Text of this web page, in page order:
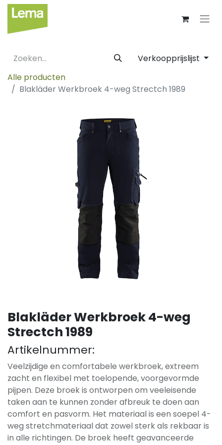
Verkoopprijslijst
Alle producten
Blakläder Werkbroek 4-weg Strectch 1989
Blakläder Werkbroek 4-weg
Strectch 1989
Artikelnummer:
Veelzijdige en comfortabele werkbroek, extreem
zacht en flexibel met toelopende, voorgevormde
pijpen. Deze broek is ontworpen om veeleisende
taken aan te kunnen zonder afbreuk te doen aan
comfort en pasvorm. Het materiaal is een soepel 4-
weg stretchmateriaal dat zowel sterk als rekbaar is
in alle richtingen. De broek heeft geavanceerde